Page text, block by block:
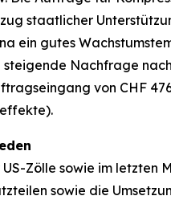
staatlicher
ein gutes
Nachfrage
von CHF
Zölle sowie im letzten
sowie die